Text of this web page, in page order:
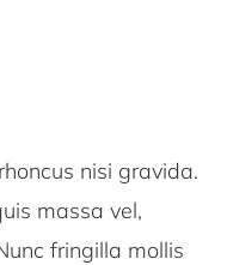
nisi gravida.
massa vel,
fringilla mollis